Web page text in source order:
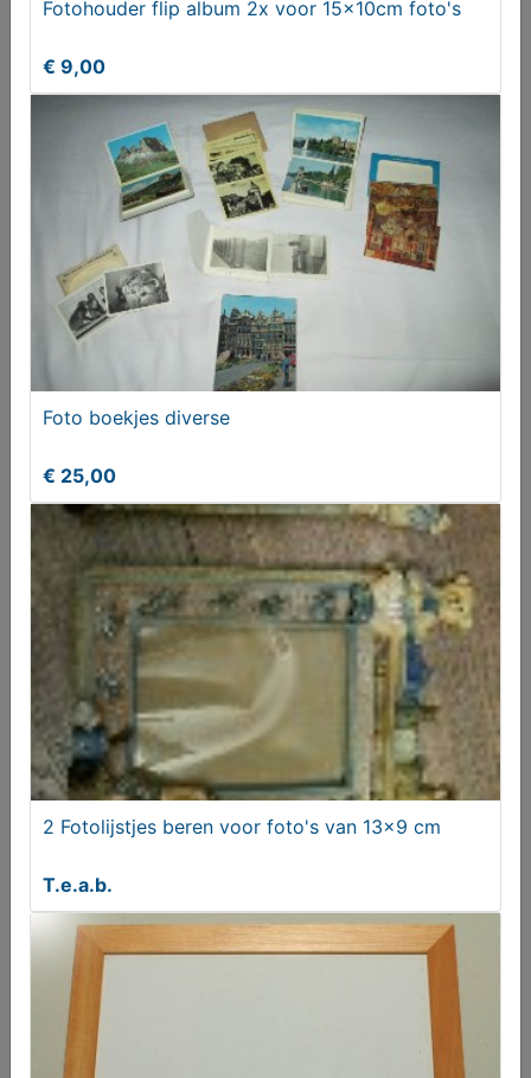
Melden aan MijnKoopwaar
Meer koopwaarin rubriek Fotografie
Fotohouder flip album 2x voor 15x10cm foto's
€ 9,00
T.e.a.b.
Fotohouder flip album 2x voor 15x10cm foto's
€ 9,00
Foto boekjes diverse
€ 25,00
2 Fotolijstjes beren voor foto's van 13x9 cm
T.e.a.b.